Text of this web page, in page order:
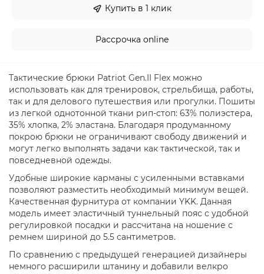
Купить в 1 клик
Рассрочка online
Тактические брюки Patriot Gen.II Flex можно
использовать как для тренировок, стрельбища, работы,
так и для делового путешествия или прогулки. Пошиты
из легкой однотонной ткани рип-стоп: 63% полиэстера,
35% хлопка, 2% эластана. Благодаря продуманному
покрою брюки не ограничивают свободу движений и
могут легко выполнять задачи как тактической, так и
повседневной одежды.
Удобные широкие карманы с усиленными вставками
позволяют разместить необходимый минимум вещей.
Качественная фурнитура от компании YKK. Данная
модель имеет эластичный туннельный пояс с удобной
регулировкой посадки и рассчитана на ношение с
ремнем шириной до 5.5 сантиметров.
По сравнению с предыдущей генерацией дизайнеры
немного расширили штанину и добавили велкро